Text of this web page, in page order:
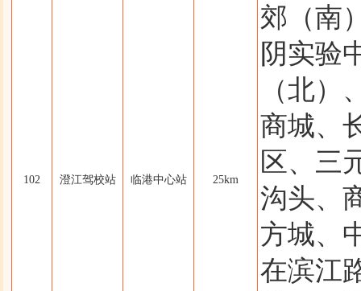
102 澄江驾校站 临港中心站 25km
郊（南
阴实验
（北）
商城、
区、三
沟头、
方城、
在滨江